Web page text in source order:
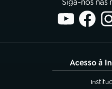
Siga-nos nas
Acesso à
(abre